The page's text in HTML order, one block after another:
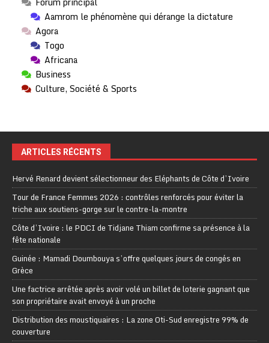
Aamrom le phénomène qui dérange la dictature
Agora
Togo
Africana
Business
Culture, Société & Sports
ARTICLES RÉCENTS
Hervé Renard devient sélectionneur des Eléphants de Côte d’Ivoire
Tour de France Femmes 2026 : contrôles renforcés pour éviter la
triche aux soutiens-gorge sur le contre-la-montre
Côte d’Ivoire : le PDCI de Tidjane Thiam confirme sa présence à la
fête nationale
Guinée : Mamadi Doumbouya s’offre quelques jours de congés en
Grèce
Une factrice arrêtée après avoir volé un billet de loterie gagnant que
son propriétaire avait envoyé à un proche
Distribution des moustiquaires : La zone Oti-Sud enregistre 99% de
couverture